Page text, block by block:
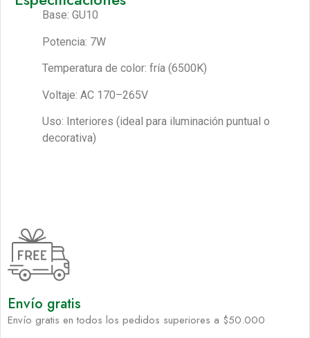
Base: GU10
Potencia: 7W
Temperatura de color: fría (6500K)
Voltaje: AC 170–265V
Uso: Interiores (ideal para iluminación puntual o
decorativa)
Envío gratis
Envío gratis en todos los pedidos superiores a $50.000